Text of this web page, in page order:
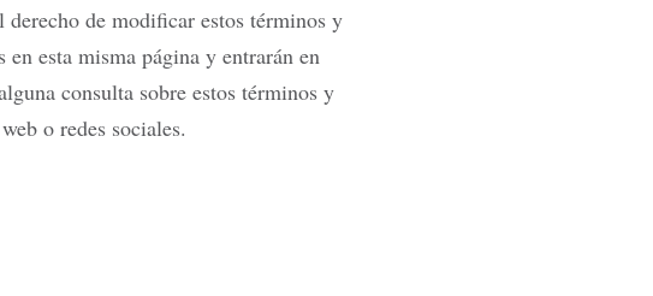
de modificar estos términos y
esta misma página y entrarán en
consulta sobre estos términos y
o redes sociales.